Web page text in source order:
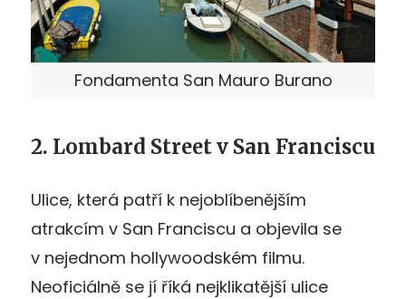
Fondamenta San Mauro Burano
2. Lombard Street v San Franciscu
Ulice, která patří k nejoblíbenějším
atrakcím v San Franciscu a objevila se
v nejednom hollywoodském filmu.
Neoficiálně se jí říká nejklikatější ulice